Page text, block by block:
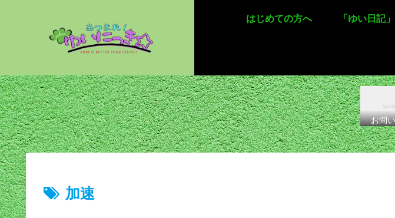
はじめての方へ 「ゆい日記
お問
加速